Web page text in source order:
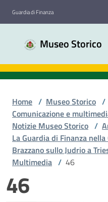
Guardia di Finanza
Museo Storico
Storico
Guardia
di
Chi
siamo
Sale
espositive
Home / Museo Storico /
Comunicazione e
Notizie Museo Storico /
La Guardia di Finanza
Brazzano sullo Judrio a
Multimedia / 46
46